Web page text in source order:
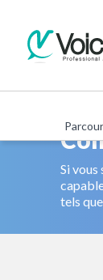
Si vous
tels